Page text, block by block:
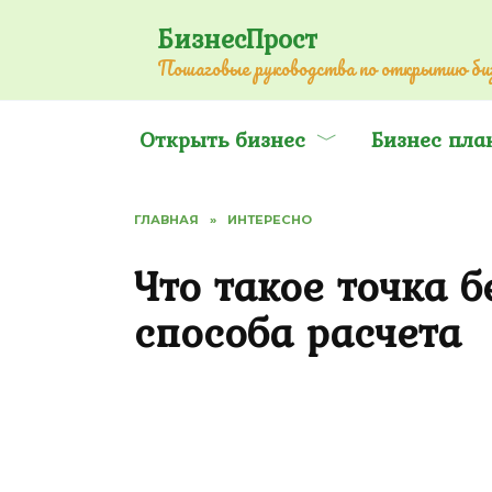
БизнесПрост
Пошаговые руководства по открытию
Открыть бизнес Бизнес
ГЛАВНАЯ » ИНТЕРЕСНО
Что такое точка
способа расчета